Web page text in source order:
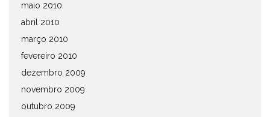
maio 2010
abril 2010
março 2010
fevereiro 2010
dezembro 2009
novembro 2009
outubro 2009